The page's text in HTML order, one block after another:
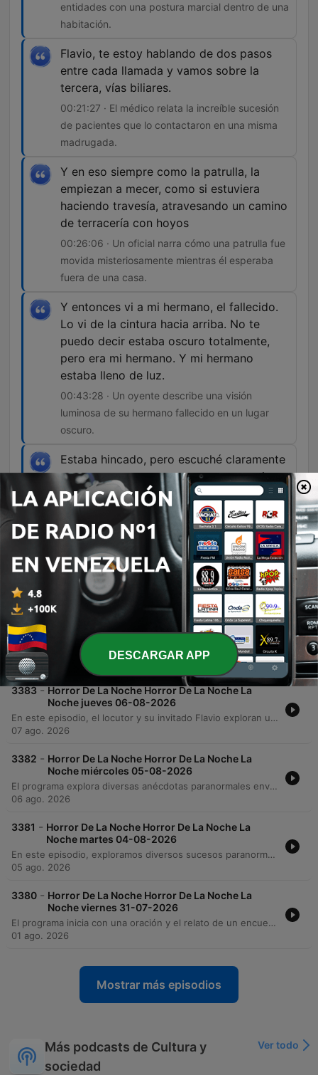
entidades con una postura marcial dentro de una
habitación.
Flavio, te estoy hablando de dos pasos
entre cada llamada y vamos sobre la
tercera, vías biliares.
00:21:27 · El médico relata la increíble sucesión
de pacientes que lo contactaron en una misma
madrugada.
Y en eso siempre como la patrulla, la
empiezan a mecer, como si estuviera
haciendo travesía, atravesando un camino
de terracería con hoyos
00:26:06 · Un oficial narra cómo una patrulla fue
movida misteriosamente mientras él esperaba
fuera de una casa.
Y entonces vi a mi hermano, el fallecido.
Lo vi de la cintura hacia arriba. No te
puedo decir estaba oscuro totalmente,
pero era mi hermano. Y mi hermano
estaba lleno de luz.
00:43:28 · Un oyente describe una visión
luminosa de su hermano fallecido en un lugar
oscuro.
Estaba hincado, pero escuché claramente
unos tacones que se acercaron conmigo.
00:57:26 · El invitado relata haber escuchado
pasos de tacones acercándose a él mientras
trabajaba de noche sin ver a nadie.
Episodios
3384 -
Horror De La Noche Horror De La Noche La
Noche viernes 07-08-2026
Flavio Arenas presenta una serie de experiencias paranormales que trascienden la muerte, incluyendo sueños premonitorios y encuentros con presencias inexplicables. Un médico relata cómo sus diagnósticos oníricos junto a seres misteriosos se manifestaron en la realidad, mientras otros testimonios exploran apariciones de familiares fallecidos y fenómenos extraños presenciados por oficiales de policía. El episodio profundiza en relatos de visitas del más allá, desde voces de seres queridos que anuncian noticias familiares hasta sensaciones físicas de presencias en el hogar. Los invitados comparten encuentros impactantes con figuras misteriosas y sonidos inexplicables, cerrando con una petición de luz para diversas almas.
08 ago. 2026
3383 - Horror De La Noche Horror De La Noche La
Noche jueves 06-08-2026
En este episodio, el locutor y su invitado Flavio exploran una serie de relatos paranormales que abarcan desde experiencias con curanderismo y limpiezas espirituales hasta apariciones infantiles en vehículos. Se detallan sucesos extraños ocurridos en prisiones y la presencia de entidades en diversas zonas de Aguascalientes. El programa también integra testimonios de oyentes sobre fenómenos celestiales, como meteoritos y luces inexplicables, así como encuentros con presencias en fábricas y hogares. La emisión concluye con una reflexión sobre la brevedad de la vida y una petición colectiva de luz y protección espiritual para los asistentes.
07 ago. 2026
3382 - Horror De La Noche Horror De La Noche La
Noche miércoles 05-08-2026
El programa explora diversas anécdotas paranormales enviadas por la audiencia, que incluyen desde avistamientos de nahuales y presencias animales hasta experiencias inquietantes en clínicas médicas y tiendas de conveniencia. A través de relatos sobre encuentros con entidades, restos óseos utilizados en estudios de anatomía y fenómenos visuales o auditivos, se analizan las fronteras entre lo físico y lo espiritual. El conductor también reflexiona sobre el sufrimiento de las almas en el purgatorio, la posibilidad de que desequilibrios emocionales nos acerquen a frecuencias espirituales y explicaciones médicas para fenómenos nocturnos. El episodio aborda creencias populares sobre presagios de muerte y la naturaleza transitoria de la existencia.
06 ago. 2026
3381 - Horror De La Noche Horror De La Noche La
Noche martes 04-08-2026
En este episodio, exploramos diversos sucesos paranormales y encuentros espirituales, desde manifestaciones en la Universidad Autónoma vinculadas a prácticas de anatomía hasta relatos de presencias en reuniones familiares. El programa también aborda historias de ayuda espiritual tras accidentes, avistamientos de entidades masivas en Aguascalientes y testimonios sobre dones espirituales y lenguas desconocidas.
05 ago. 2026
3380 - Horror De La Noche Horror De La Noche La
Noche viernes 31-07-2026
El programa inicia con una oración y el relato de un encuentro con un perro misterioso en la colonia México, seguido de experiencias sobre presencias extrañas en edificios universitarios y laboratorios de morfología. A través de diversas anécdotas, se exploran encuentros con entidades deformes en la zona de Plazuelas y apariciones en la calle Alameda. Asimismo, se discuten reflexiones sobre la percepción espiritual frente a causas médicas ante síntomas de desgano físico, concluyendo el episodio con una petición de luz por varios difuntos.
01 ago. 2026
Mostrar más episodios
Más podcasts de Cultura y
sociedad
Ver todo
DESCARGAR APP